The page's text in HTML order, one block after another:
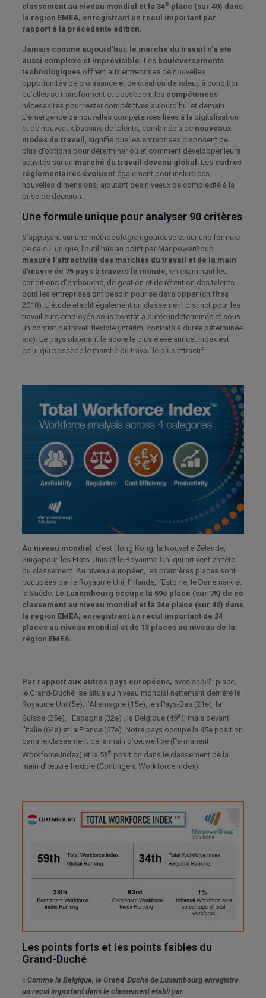
classement au niveau mondial et la 34e place (sur 40) dans
la région EMEA, enregistrant un recul important par
rapport à la précédente édition.
Jamais comme aujourd’hui, le marché du travail n’a été
aussi complexe et imprévisible. Les bouleversements
technologiques offrent aux entreprises de nouvelles
opportunités de croissance et de création de valeur, à condition
qu’elles se transforment et possèdent les compétences
nécessaires pour rester compétitives aujourd’hui et demain.
L’émergence de nouvelles compétences liées à la digitalisation
et de nouveaux bassins de talents, combinée à de nouveaux
modes de travail , signifie que les entreprises disposent de
plus d’options pour déterminer où et comment développer leurs
activités sur un marché du travail devenu global . Les cadres
réglementaires évoluent également pour inclure ces
nouvelles dimensions, ajoutant des niveaux de complexité à la
prise de décision.
Une formule unique pour analyser 90 critères
S’appuyant sur une méthodologie rigoureuse et sur une formule
de calcul unique, l’outil mis au point par ManpowerGoup
mesure l’attractivité des marchés du travail et de la main
d’œuvre de 75 pays à travers le monde, en examinant les
conditions d’embauche, de gestion et de rétention des talents
dont les entreprises ont besoin pour se développer (chiffres
2018). L’étude établit également un classement distinct pour les
travailleurs employés sous contrat à durée indéterminée et sous
un contrat de travail flexible (intérim, contrats à durée déterminée
etc). Le pays obtenant le score le plus élevé sur cet index est
celui qui possède le marché du travail le plus attractif.
Au niveau mondial , c’est Hong Kong, la Nouvelle Zélande,
Singapour, les Etats-Unis et le Royaume-Uni qui arrivent en tête
du classement. Au niveau européen, les premières places sont
occupées par le Royaume Uni, l’Irlande, l’Estonie, le Danemark et
la Suède. Le Luxembourg occupe la 59e place (sur 75) de ce
classement au niveau mondial et la 34e place (sur 40) dans
la région EMEA, enregistrant un recul important de 24
places au niveau mondial et de 13 places au niveau de la
région EMEA.
Par rapport aux autres pays européens, avec sa 59e place,
le Grand-Duché se situe au niveau mondial nettement derrière le
Royaume Uni (5e), l’Allemagne (15e), les Pays-Bas (21e), la
Suisse (25e), l’Espagne (32e) , la Belgique (49e), mais devant
l’Italie (64e) et la France (67e). Notre pays occupe la 45e position
dans le classement de la main d’œuvre fixe (Permanent
Workforce Index) et la 53e position dans le classement de la
main d’œuvre flexible (Contingent Workforce Index).
Les points forts et les points faibles du
Grand-Duché
«Comme la Belgique, le Grand-Duché de Luxembourg enregistre
un recul important dans le classement établi par